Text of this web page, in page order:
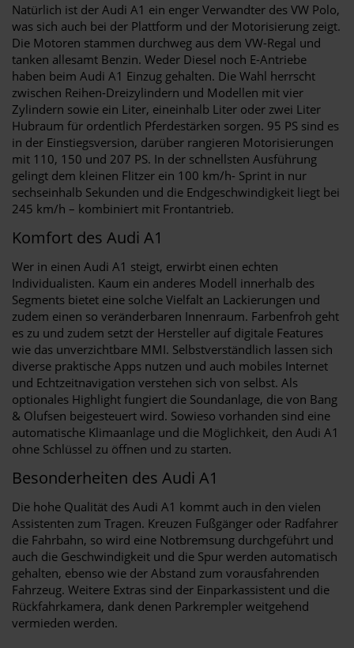
Natürlich ist der Audi A1 ein enger Verwandter des VW Polo,
was sich auch bei der Plattform und der Motorisierung zeigt.
Die Motoren stammen durchweg aus dem VW-Regal und
tanken allesamt Benzin. Weder Diesel noch E-Antriebe
haben beim Audi A1 Einzug gehalten. Die Wahl herrscht
zwischen Reihen-Dreizylindern und Modellen mit vier
Zylindern sowie ein Liter, eineinhalb Liter oder zwei Liter
Hubraum für ordentlich Pferdestärken sorgen. 95 PS sind es
in der Einstiegsversion, darüber rangieren Motorisierungen
mit 110, 150 und 207 PS. In der schnellsten Ausführung
gelingt dem kleinen Flitzer ein 100 km/h- Sprint in nur
sechseinhalb Sekunden und die Endgeschwindigkeit liegt bei
245 km/h – kombiniert mit Frontantrieb.
Komfort des Audi A1
Wer in einen Audi A1 steigt, erwirbt einen echten
Individualisten. Kaum ein anderes Modell innerhalb des
Segments bietet eine solche Vielfalt an Lackierungen und
zudem einen so veränderbaren Innenraum. Farbenfroh geht
es zu und zudem setzt der Hersteller auf digitale Features
wie das unverzichtbare MMI. Selbstverständlich lassen sich
diverse praktische Apps nutzen und auch mobiles Internet
und Echtzeitnavigation verstehen sich von selbst. Als
optionales Highlight fungiert die Soundanlage, die von Bang
& Olufsen beigesteuert wird. Sowieso vorhanden sind eine
automatische Klimaanlage und die Möglichkeit, den Audi A1
ohne Schlüssel zu öffnen und zu starten.
Besonderheiten des Audi A1
Die hohe Qualität des Audi A1 kommt auch in den vielen
Assistenten zum Tragen. Kreuzen Fußgänger oder Radfahrer
die Fahrbahn, so wird eine Notbremsung durchgeführt und
auch die Geschwindigkeit und die Spur werden automatisch
gehalten, ebenso wie der Abstand zum vorausfahrenden
Fahrzeug. Weitere Extras sind der Einparkassistent und die
Rückfahrkamera, dank denen Parkrempler weitgehend
vermieden werden.